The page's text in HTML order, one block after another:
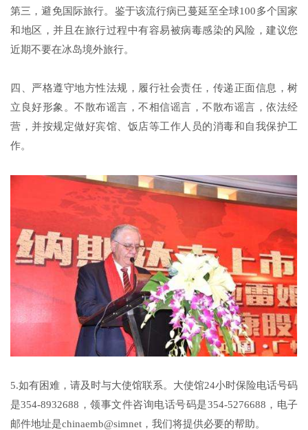
第三，避免国际旅行。鉴于该流行病已蔓延至全球100多个国家
和地区，并且在旅行过程中有容易被病毒感染的风险，建议您
近期不要在冰岛境外旅行。
四、严格遵守地方性法规，履行社会责任，传递正面信息，树
立良好形象。不散布谣言，不相信谣言，不散布谣言，依法经
营，并按规定做好宾馆、饭店等工作人员的消毒和自我保护工
作。
5.如有困难，请及时与大使馆联系。大使馆24小时保险电话号码
是354-8932688，领事文件咨询电话号码是354-5276688，电子
邮件地址是chinaemb@simnet，我们将提供必要的帮助。